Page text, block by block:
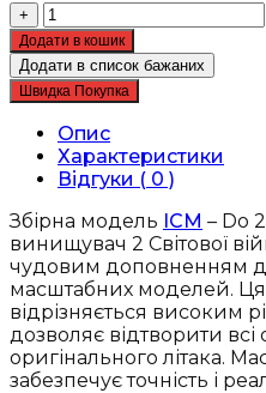
+
Збірна
модель
ICM
-
Do
215
B-
5,
німецький
нічний
винищувач
2
Світової
війни
(48242)
кількість
Додати в кошик
Додати в список бажаних
Швидка Покупка
Опис
Характеристики
Відгуки ( 0 )
Збірна модель ICM – Do
винищувач 2 Світової
чудовим доповненням
масштабних моделей.
відрізняється високим
дозволяє відтворити всі
оригінального літака.
забезпечує точність і